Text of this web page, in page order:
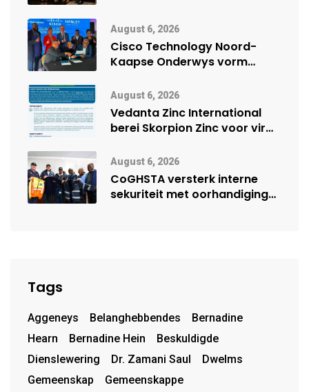
Namibië Mynbou Ekspo
August 6, 2026
Cisco Technology Noord-
Kaapse Onderwys vorm
vennootskap
August 6, 2026
Vedanta Zinc International
berei Skorpion Zinc voor vir
August 6, 2026
CoGHSTA versterk interne
sekuriteit met oorhandiging
Tags
Aggeneys Belanghebbendes
Bernadine
Hearn
Bernadine Hein
Beskuldigde
Dienslewering
Dr. Zamani Saul
Dwelms
Gemeenskap
Gemeenskappe